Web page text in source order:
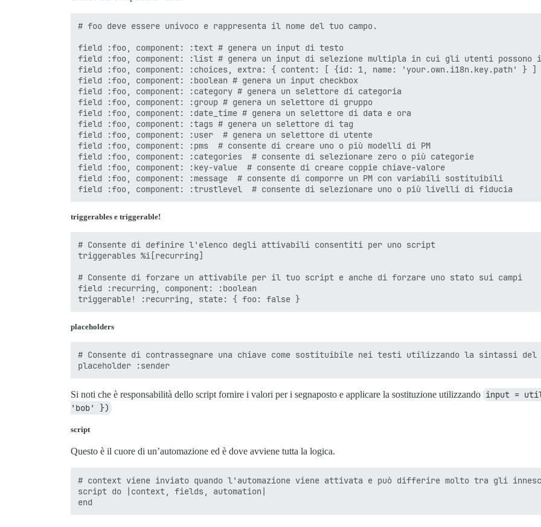
# foo deve essere univoco e rappresenta il nome del tuo campo.
field :foo, component: :text # genera un input di testo
field :foo, component: :list # genera un input di selezione multipla in cui gli utenti possono
field :foo, component: :choices, extra: { content: [ {id: 1, name: 'your.own.i18n.key.path' } ] }
field :foo, component: :boolean # genera un input checkbox
field :foo, component: :category # genera un selettore di categoria
field :foo, component: :group # genera un selettore di gruppo
field :foo, component: :date_time # genera un selettore di data e ora
field :foo, component: :tags # genera un selettore di tag
field :foo, component: :user  # genera un selettore di utente
field :foo, component: :pms  # consente di creare uno o più modelli di PM
field :foo, component: :categories  # consente di selezionare zero o più categorie
field :foo, component: :key-value  # consente di creare coppie chiave-valore
field :foo, component: :message  # consente di comporre un PM con variabili sostituibili
triggerables e triggerable!
# Consente di definire l'elenco degli attivabili consentiti per uno script
triggerables %i[recurring]
# Consente di forzare un attivabile per il tuo script e anche di forzare uno stato sui campi
field :recurring, component: :boolean
placeholders
# Consente di contrassegnare una chiave come sostituibile nei testi utilizzando la sintassi del
Si noti che è responsabilità dello script fornire i valori per i segnaposto e applicare la sostituzione utilizzando input =
'bob' })
script
Questo è il cuore di un’automazione ed è dove avviene tutta la logica.
# context viene inviato quando l'automazione viene attivata e può differire molto tra gli
script do |context, fields, automation|